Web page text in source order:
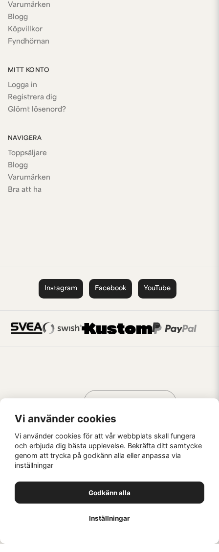
Varumärken
Blogg
Köpvillkor
Fyndhörnan
MITT KONTO
Logga in
Registrera dig
Glömt lösenord?
NAVIGERA
Toppsäljare
Blogg
Varumärken
Bra att ha
Instagram Facebook YouTube
Kaffebrus AB, Förskeppsgatan 2, 271 55 Ystad
AV KREATÖRER
Vi använder cookies
Vi använder cookies för att vår webbplats skall fungera
och erbjuda dig bästa upplevelse. Bekräfta ditt samtycke
genom att trycka på godkänn alla eller anpassa via
inställningar
Godkänn alla
Inställningar